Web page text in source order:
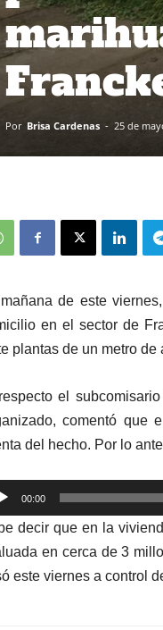
Por Brisa Cardenas - 25 de
de este
en el sector de
plantas de un metro de
el
comentó que
del hecho. Por lo
00:00
decir que en la
en cerca de 3
este viernes a control